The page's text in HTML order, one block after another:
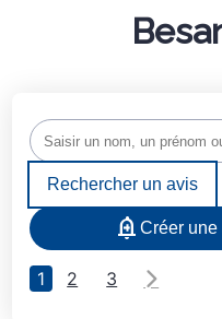
Rechercher un avis
Créer une
1 2 3